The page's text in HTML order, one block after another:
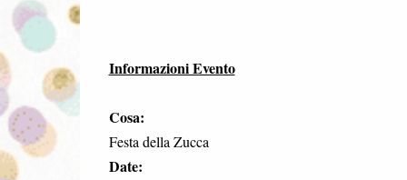
Informazioni Evento
Cosa:
Festa della Zucca
Date: